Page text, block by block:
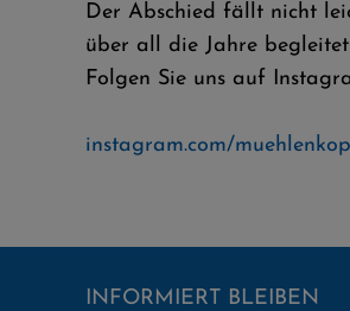
Der Abschied fällt nicht
über all die Jahre
Folgen Sie uns auf
instagram.com/
INFORMIERT BLEIBEN